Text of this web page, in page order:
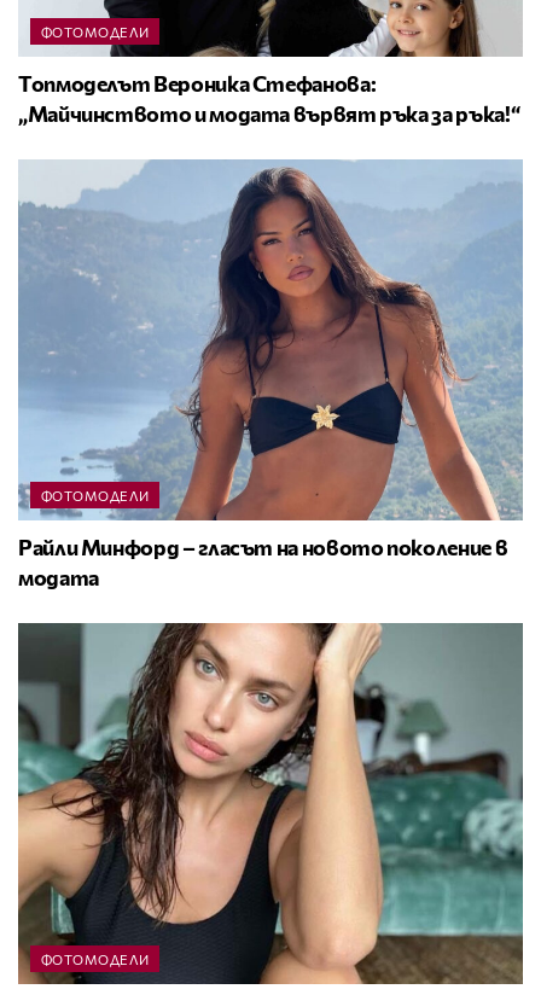
ФОТОМОДЕЛИ
Топмоделът Вероника Стефанова:
„Майчинството и модата вървят ръка за ръка!“
ФОТОМОДЕЛИ
Райли Минфорд – гласът на новото поколение в
модата
ФОТОМОДЕЛИ